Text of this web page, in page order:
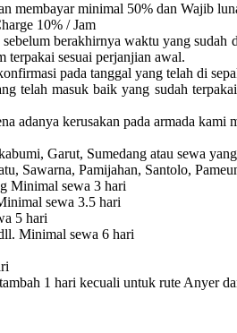
membayar minimal 50% dan Wajib
10% / Jam
sebelum berakhirnya waktu yang
terpakai sesuai perjanjian awal.
pada tanggal yang telah di
telah masuk baik yang sudah
adanya kerusakan pada armada
Garut, Sumedang atau sewa
Sawarna, Pamijahan, Santolo,
Minimal sewa 3 hari
sewa 3.5 hari
5 hari
Minimal sewa 6 hari
1 hari kecuali untuk rute Anyer